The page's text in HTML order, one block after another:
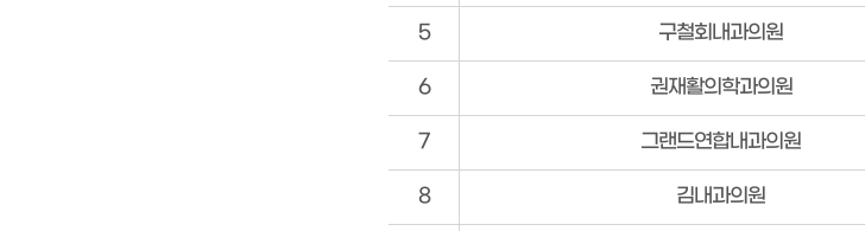
종
지
위
탁
료
기
5 구철회내과의원
6 권재활의학과의원
7 그랜드연합내과의원
8 김내과의원